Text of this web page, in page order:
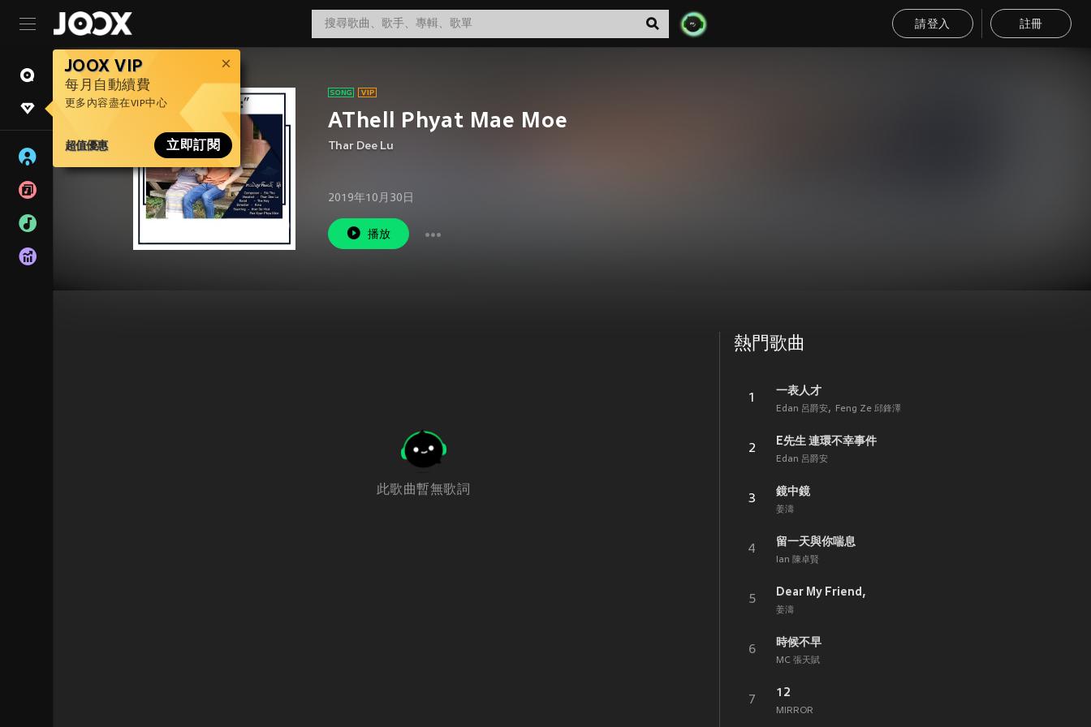
請登入 註冊
JOOX VIP
每月自動續費
更多內容盡在VIP中心
超值優惠 立即訂閱
AThell Phyat Mae Moe
Thar Dee Lu
2019年10月30日
播放
此歌曲暫無歌詞
熱門歌曲
1
一表人才
Edan 呂爵安 Feng Ze 邱鋒澤
2
E先生 連環不幸事件
Edan 呂爵安
3
鏡中鏡
姜濤
4
留一天與你喘息
Ian 陳卓賢
5
Dear My Friend,
姜濤
6
時候不早
MC 張天賦
7
12
MIRROR